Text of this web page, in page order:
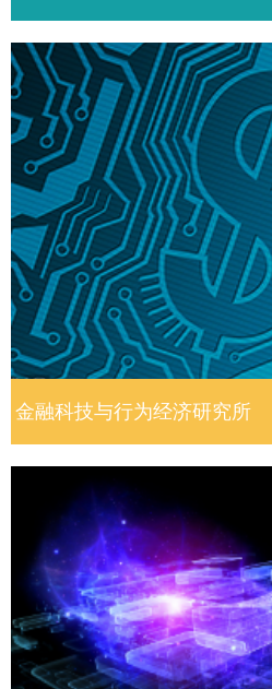
金融科技与行为经济研究所